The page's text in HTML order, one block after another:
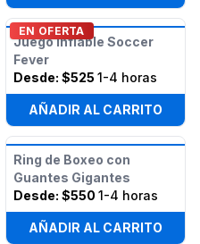
EN OFERTA
Juego Inflable Soccer
Fever
Desde: $525 1-4 horas
AÑADIR AL CARRITO
Ring de Boxeo con
Guantes Gigantes
Desde: $550 1-4 horas
AÑADIR AL CARRITO